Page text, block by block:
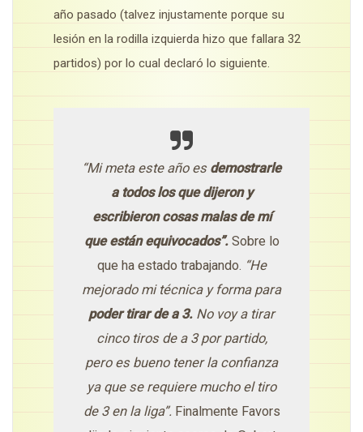
año pasado (talvez injustamente porque su
lesión en la rodilla izquierda hizo que fallara 32
partidos) por lo cual declaró lo siguiente.
“Mi meta este año esdemostrarle
a todos los que dijeron y
escribieron cosas malas de mí
que están equivocados”.Sobre lo
que ha estado trabajando. “He
mejorado mi técnica y forma para
poder tirar de a 3. No voy a tirar
cinco tiros de a 3 por partido,
pero es bueno tener la confianza
ya que se requiere mucho el tiro
de 3 en la liga”. Finalmente Favors